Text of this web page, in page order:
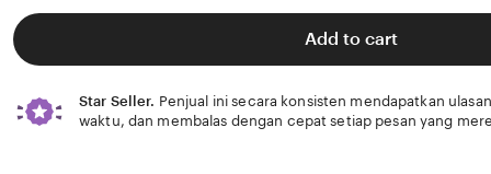
of
Add to cart
Star Seller. Penjual ini secara konsisten mendapatkan
waktu, dan membalas dengan cepat setiap pesan yang